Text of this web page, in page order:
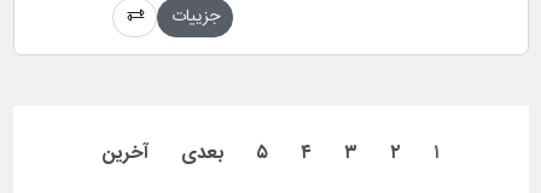
جزییات
۱ ۲ ۳ ۴ ۵ بعدی آخرین